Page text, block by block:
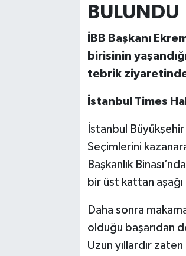
BULUNDU
İBB Başkanı
birisinin
tebrik
İstanbul Times
İstanbul
Seçimlerini
Başkanlık
bir üst kattan aşağı
Daha sonra
olduğu başarıdan
Uzun yıllardır